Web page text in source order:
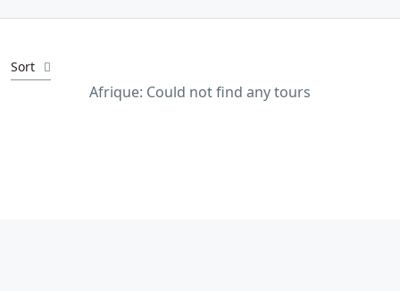
Sort
Afrique: Could not find any tours